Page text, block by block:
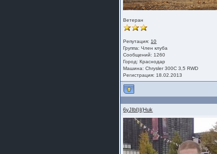
Ветеран
Репутация: 10
Группа:Член клуба
Сообщений: 1260
Город: Краснодар
Машина: Chrysler 300C 3,5 RWD
Регистрация: 18.02.2013
6yJIbI)I(Huk